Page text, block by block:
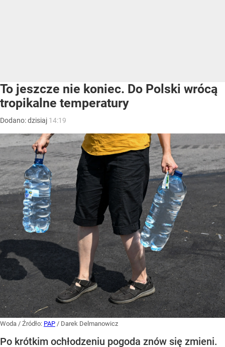
To jeszcze nie koniec. Do Polski wrócą
tropikalne temperatury
Dodano:dzisiaj 14:19
Woda / Źródło: PAP / Darek Delmanowicz
Po krótkim ochłodzeniu pogoda znów się zmieni.